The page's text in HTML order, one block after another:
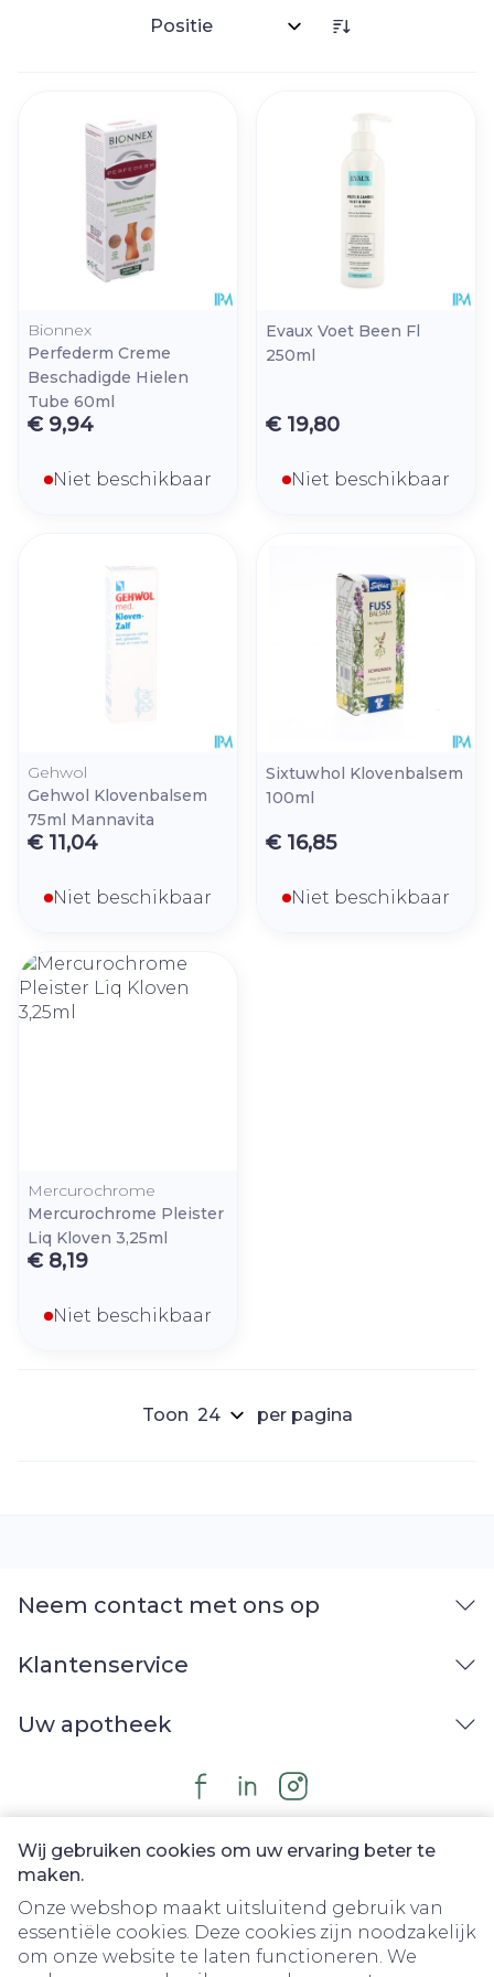
Wij gebruiken cookies om uw ervaring beter te
maken.
Onze webshop maakt uitsluitend gebruik van
essentiële cookies. Deze cookies zijn noodzakelijk
om onze website te laten functioneren. We
Sorteer op:
Bionnex
Perfederm Creme
Beschadigde Hielen
Tube 60ml
€ 9,94
Niet beschikbaar
Evaux Voet Been Fl
250ml
€ 19,80
Niet beschikbaar
Gehwol
Gehwol Klovenbalsem
75ml Mannavita
€ 11,04
Niet beschikbaar
Sixtuwhol Klovenbalsem
100ml
€ 16,85
Niet beschikbaar
Mercurochrome
Mercurochrome Pleister
Liq Kloven 3,25ml
€ 8,19
Niet beschikbaar
Toon per pagina
Neem contact met ons op
Klantenservice
Uw apotheek
Juridische links